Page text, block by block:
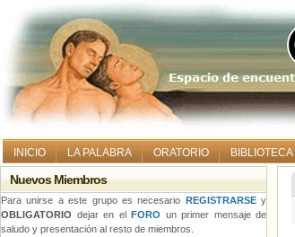
INICIO LA PALABRA ORATORIO BIBLIOTECA
Nuevos Miembros
Para unirse a este grupo es necesario REGISTRARSEy
OBLIGATORIO dejar en el FORO un primer mensaje de
saludo y presentación al resto de miembros.